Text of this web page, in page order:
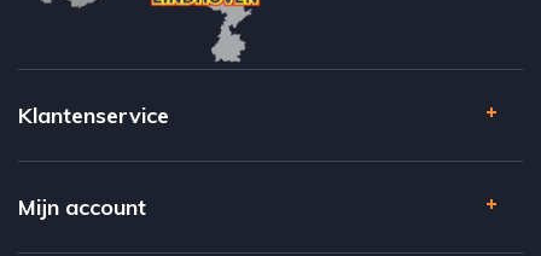
Klantenservice
Mijn account